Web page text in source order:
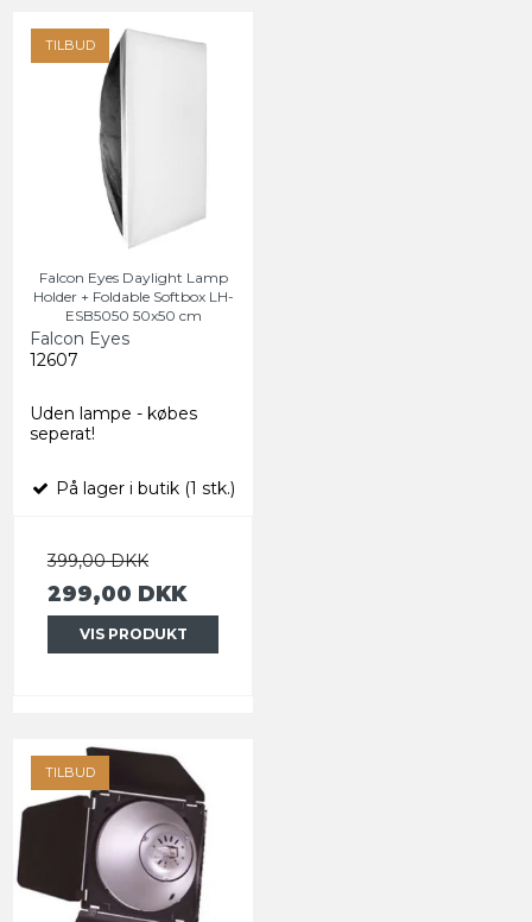
TILBUD
Falcon Eyes Daylight Lamp
Holder + Foldable Softbox LH-
ESB5050 50x50 cm
Falcon Eyes
12607
Uden lampe - købes
seperat!
På lager i butik (1 stk.)
399,00 DKK
299,00 DKK
VIS PRODUKT
TILBUD